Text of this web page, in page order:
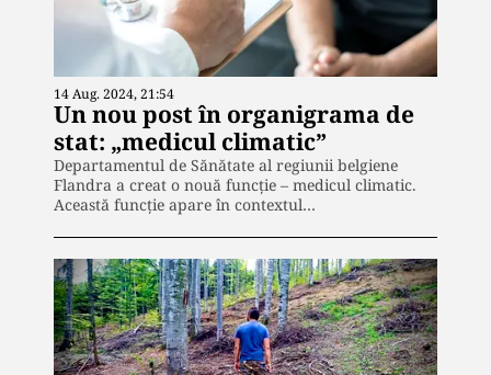
14 Aug. 2024, 21:54
Un nou post în organigrama de
stat: „medicul climatic”
Departamentul de Sănătate al regiunii belgiene
Flandra a creat o nouă funcţie – medicul climatic.
Această funcție apare în contextul…